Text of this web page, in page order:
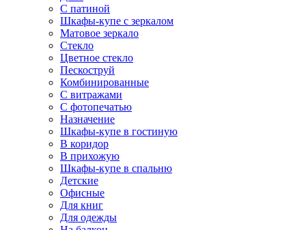
С патиной
Шкафы-купе с зеркалом
Матовое зеркало
Стекло
Цветное стекло
Пескоструй
Комбинированные
С витражами
С фотопечатью
Назначение
Шкафы-купе в гостиную
В коридор
В прихожую
Шкафы-купе в спальню
Детские
Офисные
Для книг
Для одежды